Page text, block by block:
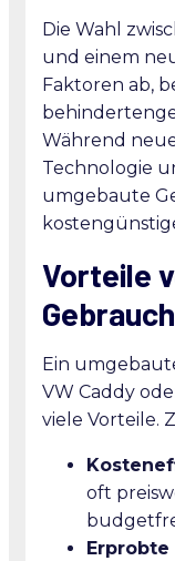
Die Wahl
und einem
Faktoren ab,
Während
Technologie
umgebaute
Vorteile
Ein
VW Caddy
viele Vorteile.
oft